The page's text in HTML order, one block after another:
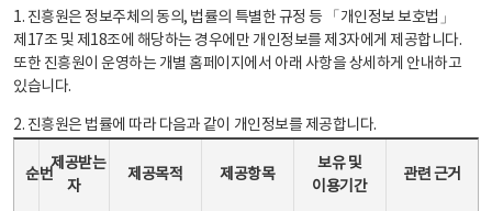
1. 진흥원은 정보주체의 동의, 법률의 특별한 규정 등 「개인정보 보호법」
제17조 및 제18조에 해당하는 경우에만 개인정보를 제3자에게 제공합니다.
또한 진흥원이 운영하는 개별 홈페이지에서 아래 사항을 상세하게 안내하고
있습니다.
2. 진흥원은 법률에 따라 다음과 같이 개인정보를 제공합니다.
순번
제공받는
자
제공목적 제공항목
보유 및
이용기간
관련 근거